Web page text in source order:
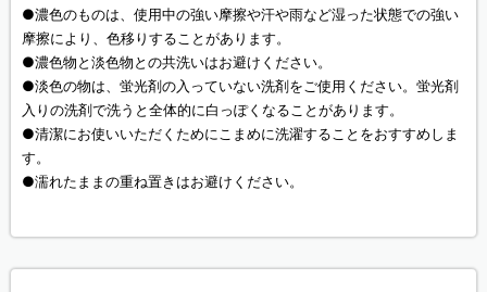
●濃色のものは、使用中の強い摩擦や汗や雨など湿った状態での強い
摩擦により、色移りすることがあります。
●濃色物と淡色物との共洗いはお避けください。
●淡色の物は、蛍光剤の入っていない洗剤をご使用ください。蛍光剤
入りの洗剤で洗うと全体的に白っぽくなることがあります。
●清潔にお使いいただくためにこまめに洗濯することをおすすめしま
す。
●濡れたままの重ね置きはお避けください。